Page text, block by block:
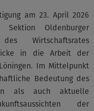
am 23. April 2026
Oldenburger
Wirtschaftsrates
in die Arbeit der
Im Mittelpunkt
Bedeutung des
als auch aktuelle
der